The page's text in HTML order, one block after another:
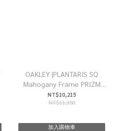
OAKLEY |PLANTARIS SQ
Mahogany Frame PRIZM
Black Lenses
NT$10,215
NT$11,350
加入購物車